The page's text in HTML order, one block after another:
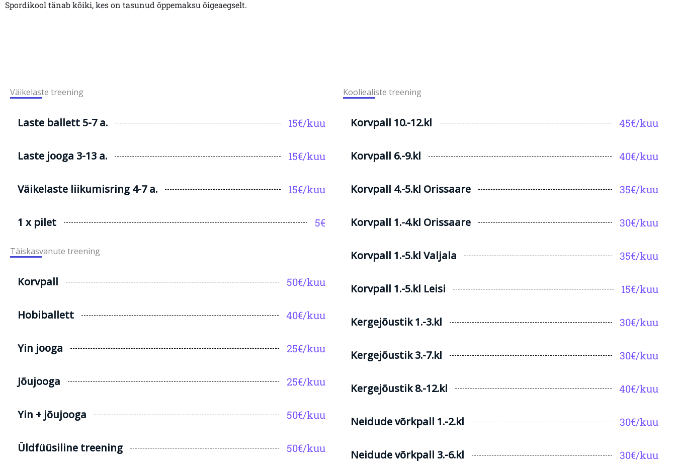
Spordikool tänab kõiki, kes on tasunud õppemaksu õigeaegselt.
Väikelaste treening
Laste ballett 5-7 a. 15€/kuu
Laste jooga 3-13 a. 15€/kuu
Väikelaste liikumisring 4-7 a. 15€/kuu
1 x pilet 5€
Täiskasvanute treening
Korvpall 50€/kuu
Hobiballett 40€/kuu
Yin jooga 25€/kuu
Jõujooga 25€/kuu
Yin + jõujooga 50€/kuu
Üldfüüsiline treening 50€/kuu
Kooliealiste treening
Korvpall 10.-12.kl 45€/kuu
Korvpall 6.-9.kl 40€/kuu
Korvpall 4.-5.kl Orissaare 35€/kuu
Korvpall 1.-4.kl Orissaare 30€/kuu
Korvpall 1.-5.kl Valjala 35€/kuu
Korvpall 1.-5.kl Leisi 15€/kuu
Kergejõustik 1.-3.kl 30€/kuu
Kergejõustik 3.-7.kl 30€/kuu
Kergejõustik 8.-12.kl 40€/kuu
Neidude võrkpall 1.-2.kl 30€/kuu
Neidude võrkpall 3.-6.kl 30€/kuu